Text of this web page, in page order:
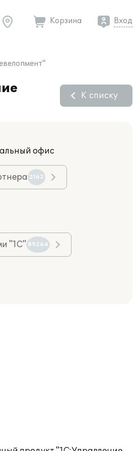
Корзина Вход
К списку
офис
2162
"1С" 89264